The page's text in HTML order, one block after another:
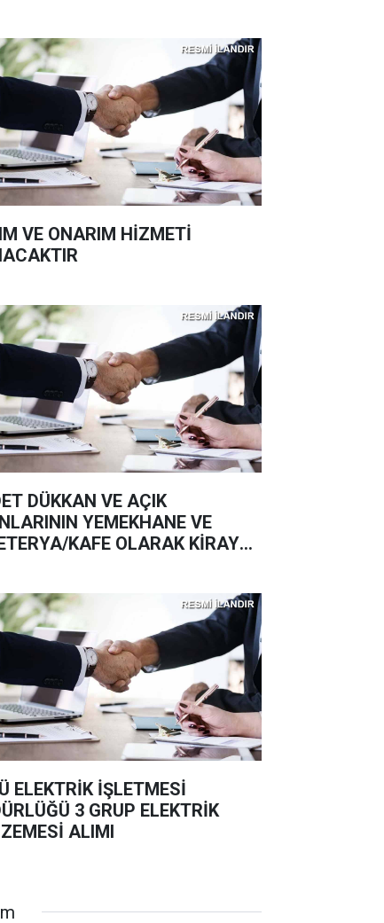
VE ONARIM HİZMETİ
DÜKKAN VE AÇIK
YEMEKHANE VE
KAFE OLARAK KİRAYA
ELEKTRİK İŞLETMESİ
3 GRUP ELEKTRİK
ALIMI